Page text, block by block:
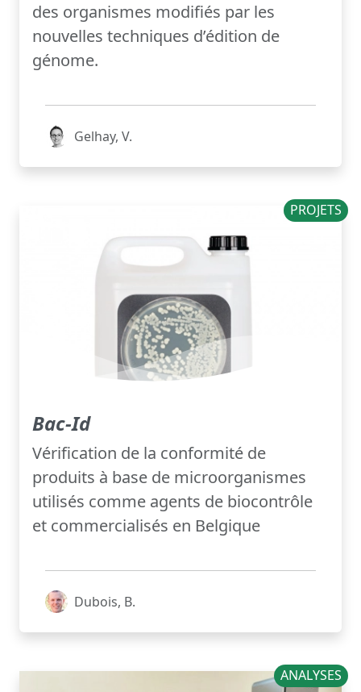
des organismes modifiés par les
nouvelles techniques d’édition de
génome.
Gelhay, V.
PROJETS
Bac-Id
Vérification de la conformité de
produits à base de microorganismes
utilisés comme agents de biocontrôle
et commercialisés en Belgique
Dubois, B.
ANALYSES